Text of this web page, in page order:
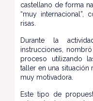
castellano de forma
“muy
risas.
Durante la
instrucciones,
proceso utilizando
taller en una situación
muy motivadora.
Este tipo de